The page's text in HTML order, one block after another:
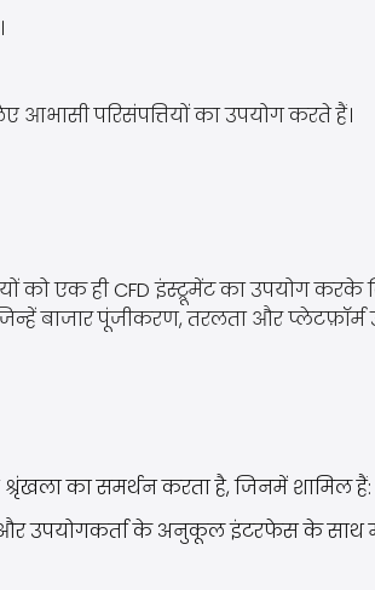
आभासी परिसंपत्तियों का उपयोग करते हैं।
को एक ही CFD इंस्ट्रूमेंट का उपयोग करके
बाजार पूंजीकरण, तरलता और
श्रृंखला का समर्थन करता है, जिनमें शामिल हैं:
और उपयोगकर्ता के अनुकूल इंटरफेस के साथ